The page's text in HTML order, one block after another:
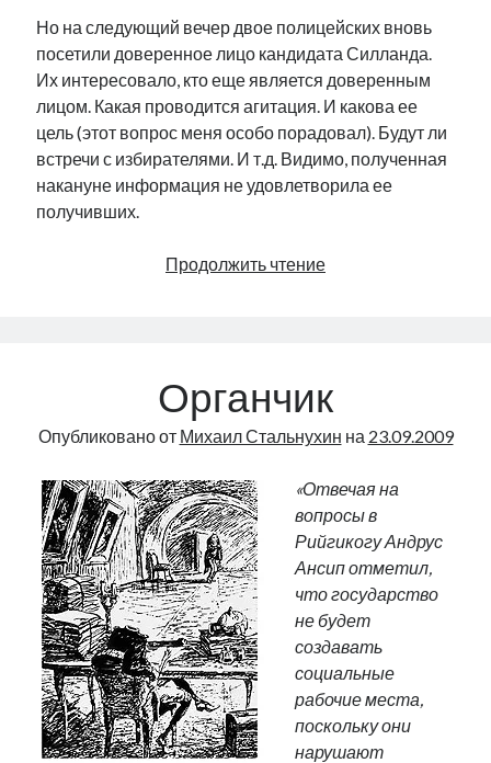
Но на следующий вечер двое полицейских вновь
посетили доверенное лицо кандидата Силланда.
Их интересовало, кто еще является доверенным
лицом. Какая проводится агитация. И какова ее
цель (этот вопрос меня особо порадовал). Будут ли
встречи с избирателями. И т.д. Видимо, полученная
накануне информация не удовлетворила ее
получивших.
Продолжить чтениеДемократия
Органчик
Опубликовано от Михаил Стальнухин на 23.09.2009
«Отвечая на
вопросы в
Рийгикогу Андрус
Ансип отметил,
что государство
не будет
создавать
социальные
рабочие места,
поскольку они
нарушают